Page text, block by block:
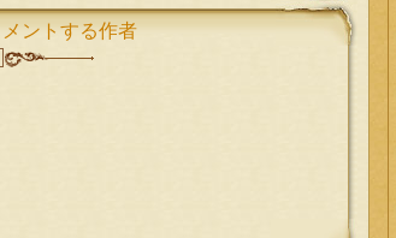
ントする作者